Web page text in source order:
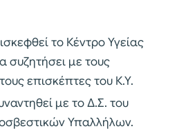
το Κέντρο Υγείας
συζητήσει με τους
επισκέπτες του Κ.Υ.
με το Δ.Σ. του
Υπαλλήλων.